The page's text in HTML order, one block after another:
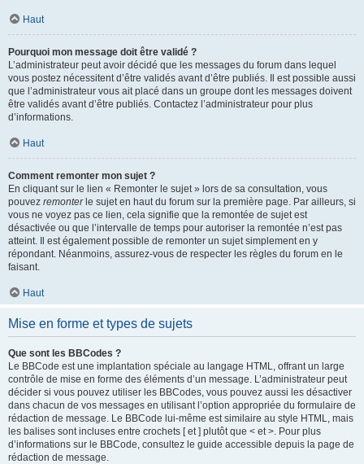
Haut
Pourquoi mon message doit être validé ?
L’administrateur peut avoir décidé que les messages du forum dans lequel
vous postez nécessitent d’être validés avant d’être publiés. Il est possible aussi
que l’administrateur vous ait placé dans un groupe dont les messages doivent
être validés avant d’être publiés. Contactez l’administrateur pour plus
d’informations.
Haut
Comment remonter mon sujet ?
En cliquant sur le lien « Remonter le sujet » lors de sa consultation, vous
pouvez remonterle sujet en haut du forum sur la première page. Par ailleurs, si
vous ne voyez pas ce lien, cela signifie que la remontée de sujet est
désactivée ou que l’intervalle de temps pour autoriser la remontée n’est pas
atteint. Il est également possible de remonter un sujet simplement en y
répondant. Néanmoins, assurez-vous de respecter les règles du forum en le
faisant.
Haut
Mise en forme et types de sujets
Que sont les BBCodes ?
Le BBCode est une implantation spéciale au langage HTML, offrant un large
contrôle de mise en forme des éléments d’un message. L’administrateur peut
décider si vous pouvez utiliser les BBCodes, vous pouvez aussi les désactiver
dans chacun de vos messages en utilisant l’option appropriée du formulaire de
rédaction de message. Le BBCode lui-même est similaire au style HTML, mais
les balises sont incluses entre crochets [ et ] plutôt que < et >. Pour plus
d’informations sur le BBCode, consultez le guide accessible depuis la page de
rédaction de message.